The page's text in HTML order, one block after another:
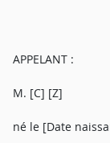
APPELANT :
M. [C] [Z]
né le [Date